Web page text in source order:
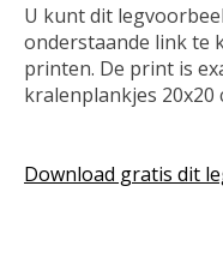
U kunt dit
onderstaande link te
printen. De print is
kralenplankjes 20x20
Download gratis dit